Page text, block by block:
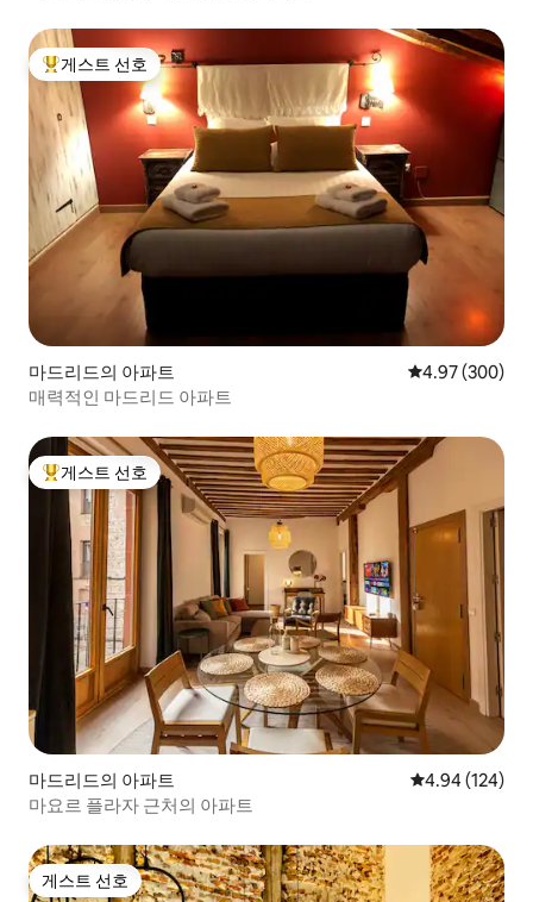
상위 게스트 선호
게스트 선호
마드리드의 아파트 평점 4.97점(5
4.97 (300)
매력적인 마드리드 아파트
상위 게스트 선호
게스트 선호
마드리드의 아파트 평점 4.94점(5
4.94 (124)
마요르 플라자 근처의 아파트
게스트 선호
게스트 선호